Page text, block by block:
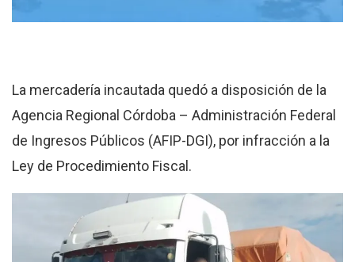
La mercadería incautada quedó a disposición de la
Agencia Regional Córdoba – Administración Federal
de Ingresos Públicos (AFIP-DGI), por infracción a la
Ley de Procedimiento Fiscal.